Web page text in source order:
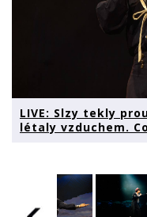
LIVE: Slzy tekly
létaly vzduchem.